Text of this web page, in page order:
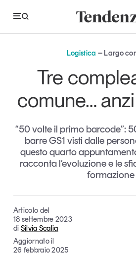
Tendenze
Economia e consumi
Logistica
Retail e brand
Sostenibilità
Magazine
Articoli
Opinioni
Tutti
Logistica Largo
Tre
comune…
“50 volte il primo barcode”:
barre GS1 visti dalle
questo quarto
racconta l’evoluzione e le
formazione
Articolo del
18 settembre 2023
di Silvia Scalia
Aggiornato il
26 febbraio 2025